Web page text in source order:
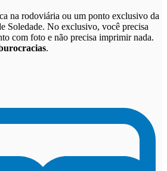
na rodoviária ou um ponto exclusivo da
Soledade. No exclusivo, você precisa
com foto e não precisa imprimir nada.
.